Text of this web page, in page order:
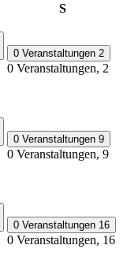
SSonntag
0 Veranstaltungen 2
0 Veranstaltungen, 2
0 Veranstaltungen 9
0 Veranstaltungen, 9
0 Veranstaltungen 16
0 Veranstaltungen, 16